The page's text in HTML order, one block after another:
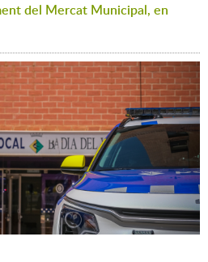
del Mercat Municipal, en